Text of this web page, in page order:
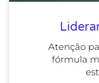
Atenção
fórmula